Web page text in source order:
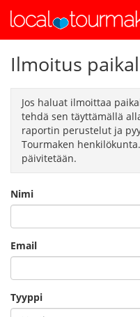
Ilmoitus
Jos haluat ilmoittaa
tehdä sen täyttämällä
raportin perustelut ja
Tourmaken
päivitetään.
Nimi
Email
Tyyppi